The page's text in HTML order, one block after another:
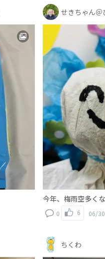
せきちゃん
今年、梅雨空多く
0 6 06/30
ちくわ